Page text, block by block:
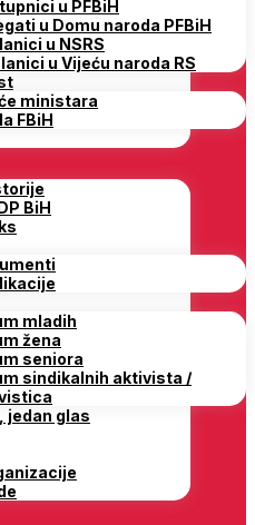
u PFBiH
u Domu naroda PFBiH
u NSRS
u Vijeću naroda RS
ministara
FBiH
BiH
mladih
žena
seniora
sindikalnih aktivista /
jedan glas